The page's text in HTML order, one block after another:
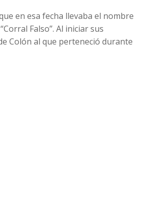
en esa fecha llevaba el nombre
Falso”. Al iniciar sus
Colón al que perteneció durante